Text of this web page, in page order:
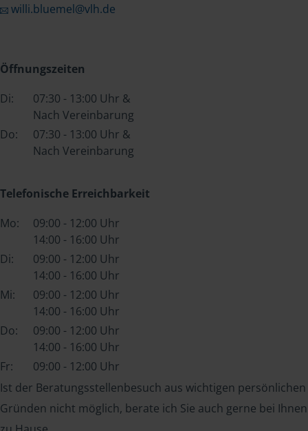
willi.bluemel@vlh.de
Öffnungszeiten
Di:
07:30 - 13:00 Uhr &
Nach Vereinbarung
Do:
07:30 - 13:00 Uhr &
Nach Vereinbarung
Telefonische Erreichbarkeit
Mo:
09:00 - 12:00 Uhr
14:00 - 16:00 Uhr
Di:
09:00 - 12:00 Uhr
14:00 - 16:00 Uhr
Mi:
09:00 - 12:00 Uhr
14:00 - 16:00 Uhr
Do:
09:00 - 12:00 Uhr
14:00 - 16:00 Uhr
Fr:
09:00 - 12:00 Uhr
Ist der Beratungsstellenbesuch aus wichtigen persönlichen
Gründen nicht möglich, berate ich Sie auch gerne bei Ihnen